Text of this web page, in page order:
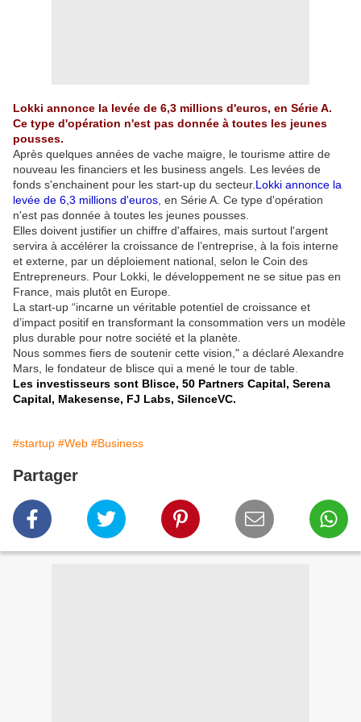
Lokki annonce la levée de 6,3 millions d'euros, en Série A.
Ce type d'opération n'est pas donnée à toutes les jeunes
pousses.
Après quelques années de vache maigre, le tourisme attire de
nouveau les financiers et les business angels. Les levées de
fonds s'enchainent pour les start-up du secteur. Lokki annonce la
levée de 6,3 millions d'euros , en Série A. Ce type d'opération
n'est pas donnée à toutes les jeunes pousses.
Elles doivent justifier un chiffre d'affaires, mais surtout l'argent
servira à accélérer la croissance de l’entreprise, à la fois interne
et externe, par un déploiement national, selon le Coin des
Entrepreneurs. Pour Lokki, le développement ne se situe pas en
France, mais plutôt en Europe.
La start-up “incarne un véritable potentiel de croissance et
d’impact positif en transformant la consommation vers un modèle
plus durable pour notre société et la planète.
Nous sommes fiers de soutenir cette vision," a déclaré Alexandre
Mars, le fondateur de blisce qui a mené le tour de table.
Les investisseurs sont Blisce, 50 Partners Capital, Serena
Capital, Makesense, FJ Labs, SilenceVC.
#startup #Web #Business
Partager